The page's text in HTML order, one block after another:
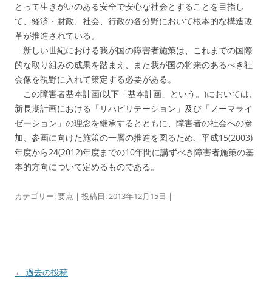
とって生きがいのある安全で安心な社会とすることを目指し
て、経済・財政、社会、行政の各分野において根本的な構造改
革が推進されている。
新しい世紀における我が国の障害者施策は、これまでの国際
的な取り組みの成果を踏まえ、また我が国の将来のあるべき社
会像を視野に入れて策定する必要がある。
この障害者基本計画(以下「基本計画」という。)においては、
新長期計画における「リハビリテーション」及び「ノーマライ
ゼーション」の理念を継承するとともに、障害者の社会への参
加、参画に向けた施策の一層の推進を図るため、平成15(2003)
年度から24(2012)年度までの10年間に講ずべき障害者施策の基
本的方向について定めるものである。
カテゴリー:要点 | 投稿日:2013年12月15日 |
投
← 過去の投稿